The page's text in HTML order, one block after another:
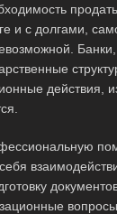
и с долгами,
действия,